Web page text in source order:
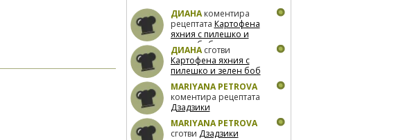
ДИАНАкоментира
рецептата Картофена
яхния с пилешко и
зелен боб
ДИАНАсготви
Картофена яхния с
пилешко и зелен боб
MARIYANA PETROVA
коментира рецептата
Дзадзики
MARIYANA PETROVA
сготви Дзадзики